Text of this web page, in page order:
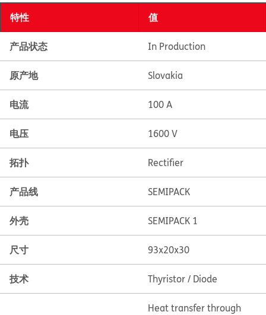
特性 值
产品状态 In Production
原产地 Slovakia
电流 100 A
电压 1600 V
拓扑 Rectifier
产品线 SEMIPACK
外壳 SEMIPACK 1
尺寸 93x20x30
技术 Thyristor / Diode
Heat transfer through